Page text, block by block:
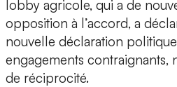
lobby agricole, qui a de
opposition à l’accord, a
nouvelle déclaration
engagements contraignants,
de réciprocité.